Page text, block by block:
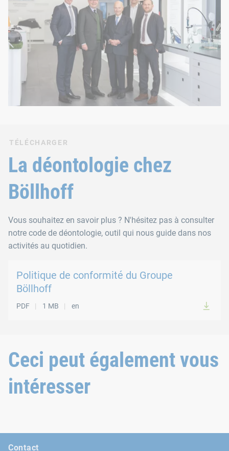
TÉLÉCHARGER
La déontologie chez
Böllhoff
Vous souhaitez en savoir plus ? N'hésitez pas à consulter
notre code de déontologie, outil qui nous guide dans nos
activités au quotidien.
Politique de conformité du Groupe
Böllhoff
PDF 1 MB en
Ceci peut également vous
intéresser
Contact